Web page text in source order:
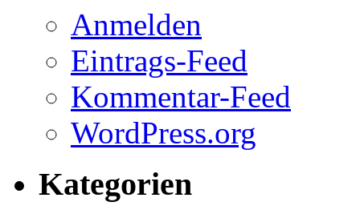
Anmelden
Eintrags-Feed
Kommentar-Feed
WordPress.org
Kategorien